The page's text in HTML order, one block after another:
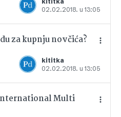
02.02.2018. u 13:05
Dodajte u favorite
za kupnju novčića?
kititka
02.02.2018. u 13:05
Dodajte u favorite
Multi